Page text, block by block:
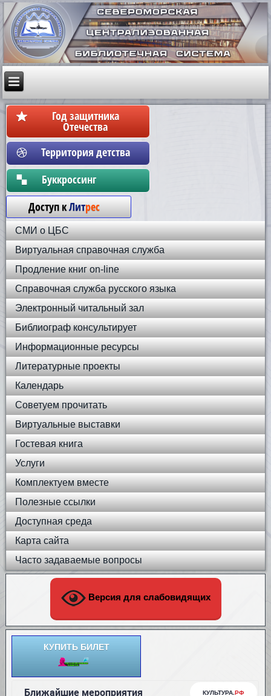
Год защитника
Отечества
Территория детства
Бyккpoccинг
Доступ кЛитрес
СМИ о ЦБС
Виртуальная справочная служба
Продление книг on-line
Справочная служба русского языка
Электронный читальный зал
Библиограф консультирует
Информационные ресурсы
Литературные проекты
Календарь
Советуем прочитать
Виртуальные выставки
Гостевая книга
Услуги
Комплектуем вместе
Полезные ссылки
Доступная среда
Карта сайта
Часто задаваемые вопросы
Версия для слабовидящих
КУПИТЬ БИЛЕТ